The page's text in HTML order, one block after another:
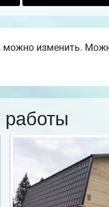
изменить.